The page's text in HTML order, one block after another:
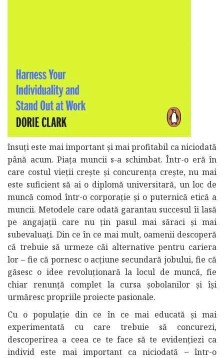
însuți este mai important și mai profitabil ca niciodată
până acum. Piața muncii s-a schimbat. Într-o eră în
care costul vieții crește și concurența crește, nu mai
este suficient să ai o diplomă universitară, un loc de
muncă comod într-o corporație și o puternică etică a
muncii. Metodele care odată garantau succesul îi lasă
pe angajații care nu țin pasul mai săraci și mai
subevaluați. Din ce în ce mai mult, oamenii descoperă
că trebuie să urmeze căi alternative pentru cariera
lor – fie că pornesc o acțiune secundară jobului, fie că
găsesc o idee revoluționară la locul de muncă, fie
chiar renunță complet la cursa șobolanilor și își
urmăresc propriile proiecte pasionale.
Cu o populație din ce în ce mai educată și mai
experimentată cu care trebuie să concurezi,
descoperirea a ceea ce te face să te evidențiezi ca
individ este mai important ca niciodată – într-o